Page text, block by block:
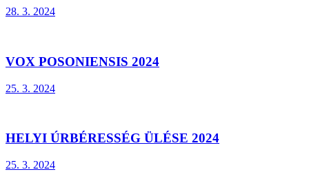
28. 3. 2024
VOX POSONIENSIS 2024
25. 3. 2024
HELYI ÚRBÉRESSÉG ÜLÉSE 2024
25. 3. 2024